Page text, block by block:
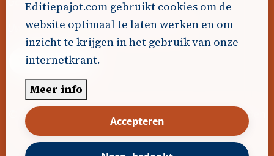
Uw advertentie hier? Contacteer ons!
Word Partner!
© 2026 Editiepajot.com
Algemene voorwaarden
|Disclaimer Privacybeleid Cookiebeleid|
Gerealiseerd doorDavidHosse.net
Editiepajot.com gebruikt cookies om de
website optimaal te laten werken en om
inzicht te krijgen in het gebruik van onze
internetkrant.
Meer info
Accepteren